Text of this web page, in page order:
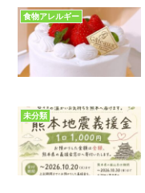
食物アレルギー
未分類